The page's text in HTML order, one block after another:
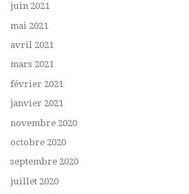
juin 2021
mai 2021
avril 2021
mars 2021
février 2021
janvier 2021
novembre 2020
octobre 2020
septembre 2020
juillet 2020